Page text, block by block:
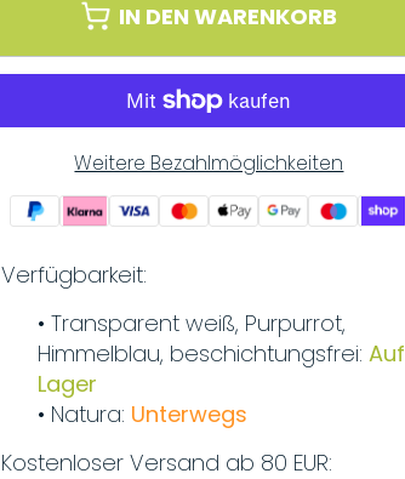
IN DEN WARENKORB
Weitere Bezahlmöglichkeiten
Verfügbarkeit:
• Transparent weiß, Purpurrot,
Himmelblau, beschichtungsfrei:Auf
Lager
• Natura: Unterwegs
Kostenloser Versand ab 80 EUR: